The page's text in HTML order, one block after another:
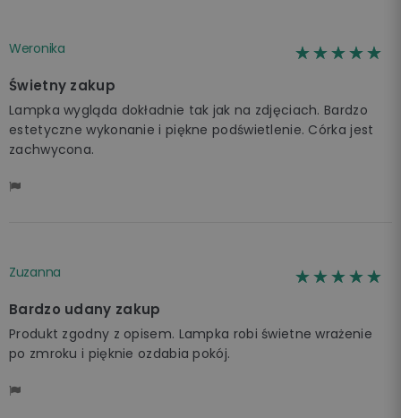
Weronika ☆☆☆☆☆
★★★★★
Świetny zakup
Lampka wygląda dokładnie tak jak na zdjęciach. Bardzo
estetyczne wykonanie i piękne podświetlenie. Córka jest
zachwycona.
Zuzanna ☆☆☆☆☆
★★★★★
Bardzo udany zakup
Produkt zgodny z opisem. Lampka robi świetne wrażenie
po zmroku i pięknie ozdabia pokój.